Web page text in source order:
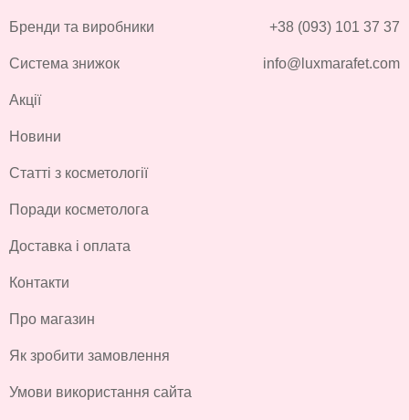
Бренди та виробники
Система знижок
Акції
Новини
Статті з косметології
Поради косметолога
Доставка і оплата
Контакти
Про магазин
Як зробити замовлення
Умови використання сайта
+38 (093) 101 37 37
info@luxmarafet.com